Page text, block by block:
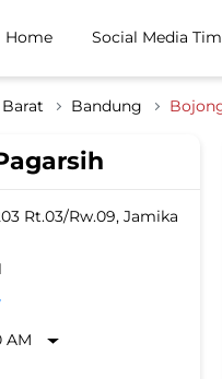
Home Social Media
Bandung
Rt.03/Rw.09, Jamika
AM